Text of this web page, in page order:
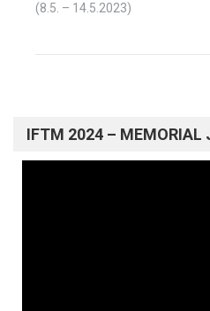
(8.5. – 14.5.2023)
IFTM 2024 – MEMORIAL